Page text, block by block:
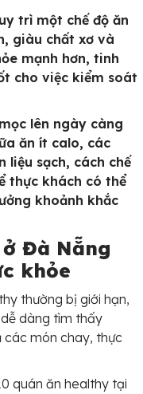
trì một chế độ ăn
giàu chất xơ và
mạnh hơn, tinh
cho việc kiểm soát
lên ngày càng
ăn ít calo, các
liệu sạch, cách chế
thực khách có thể
khoảnh khắc
Đà Nẵng
khỏe
thường bị giới hạn,
dàng tìm thấy
các món chay, thực
quán ăn healthy tại